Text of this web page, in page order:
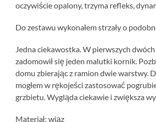
oczywiście opalony, trzyma refleks,
Do zestawu wykonałem strzały o
Jedna ciekawostka. W pierwszych dwóch
zadomowił się jeden malutki kornik.
domu zbierając z ramion dwie warstwy.
mogłem w rękojeści zastosować
grzbietu. Wygląda ciekawie i zwiększa
Materiał: wiąz